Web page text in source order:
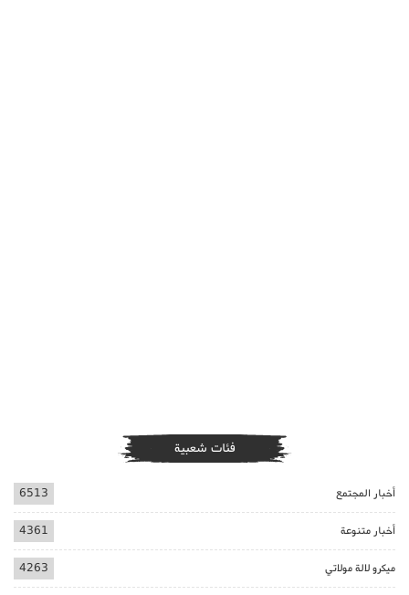
فئات شعبية
أخبار المجتمع 6513
أخبار متنوعة 4361
ميكرو لالة مولاتي 4263